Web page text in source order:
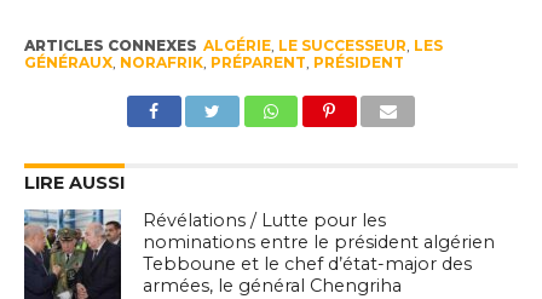
ARTICLES CONNEXES ALGÉRIE, LE SUCCESSEUR, LES
GÉNÉRAUX, NORAFRIK, PRÉPARENT, PRÉSIDENT
LIRE AUSSI
Révélations / Lutte pour les
nominations entre le président algérien
Tebboune et le chef d’état-major des
armées, le général Chengriha